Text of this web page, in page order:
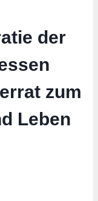
der
zum
Leben